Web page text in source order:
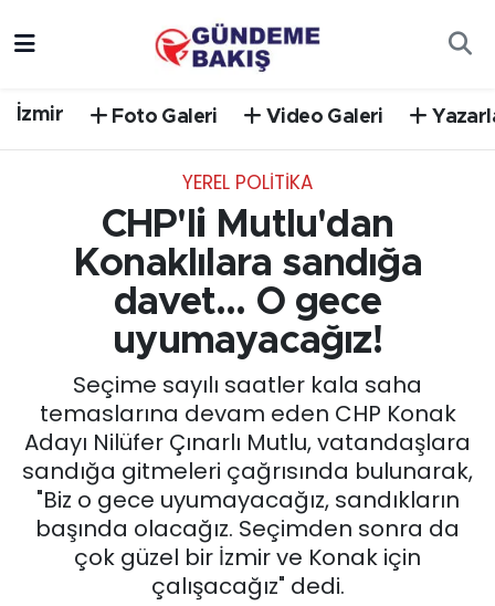
İzmir Foto Galeri Video Galeri
YEREL POLİTİKA
CHP'li Mutlu'dan
Konaklılara sandığa
davet... O gece
uyumayacağız!
Seçime sayılı saatler kala saha
temaslarına devam eden CHP Konak
Adayı Nilüfer Çınarlı Mutlu, vatandaşlara
sandığa gitmeleri çağrısında bulunarak,
"Biz o gece uyumayacağız, sandıkların
başında olacağız. Seçimden sonra da
çok güzel bir İzmir ve Konak için
çalışacağız" dedi.
EGE
EĞİTİM
EKONOMİ
English News
GÜNCEL
KÜLTÜR SANAT
MAGAZİN
Trafik Durumu
Süper Lig Puan Durumu ve Fikstür
Tüm Manşetler
Son Dakika Haberleri
Haber Arşivi